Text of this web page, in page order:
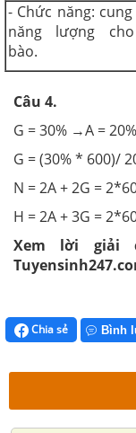
- Chức năng: cung
năng lượng
bào.
Câu 4.
G = 30% →A = 20%
G = (30% * 600)/
N = 2A + 2G =
H = 2A + 3G =
Xem lời
Chia sẻ Bình